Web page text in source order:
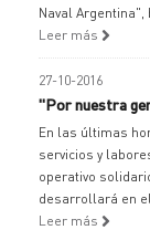
Naval
Leer más
27-10-2016
"Por nuestra
En las últimas
servicios y
operativo
desarrollará en
Leer más